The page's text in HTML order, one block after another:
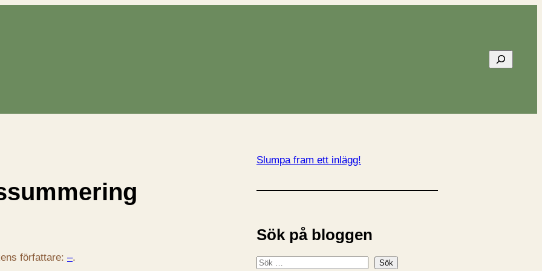
Sök
författare: –.
Slumpa fram ett inlägg!
Sök på bloggen
S
Sök